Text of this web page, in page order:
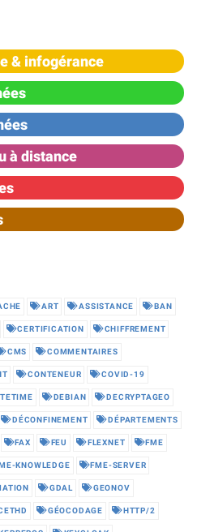
& infogérance
à distance
ART ASSISTANCE BAN
CERTIFICATION CHIFFREMENT
CMS COMMENTAIRES
CONTENEUR COVID-19
DEBIAN DECRYPTAGEO
DÉCONFINEMENT DÉPARTEMENTS
FAX FEU FLEXNET FME
KNOWLEDGE FME-SERVER
GDAL GEONOV
GÉOCODAGE HTTP/2